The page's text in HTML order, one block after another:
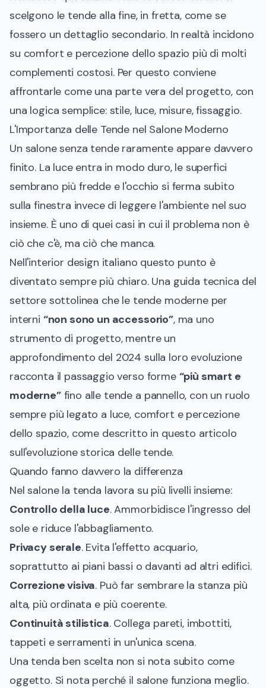
scelgono le tende alla fine, in fretta, come se
fossero un dettaglio secondario. In realtà incidono
su comfort e percezione dello spazio più di molti
complementi costosi. Per questo conviene
affrontarle come una parte vera del progetto, con
una logica semplice: stile, luce, misure, fissaggio.
L'Importanza delle Tende nel Salone Moderno
Un salone senza tende raramente appare davvero
finito. La luce entra in modo duro, le superfici
sembrano più fredde e l'occhio si ferma subito
sulla finestra invece di leggere l'ambiente nel suo
insieme. È uno di quei casi in cui il problema non è
ciò che c'è, ma ciò che manca.
Nell'interior design italiano questo punto è
diventato sempre più chiaro. Una guida tecnica del
settore sottolinea che le tende moderne per
interni “non sono un accessorio”, ma uno
strumento di progetto, mentre un
approfondimento del 2024 sulla loro evoluzione
racconta il passaggio verso forme “più smart e
moderne”fino alle tende a pannello, con un ruolo
sempre più legato a luce, comfort e percezione
dello spazio, come descritto in questo articolo
sull'evoluzione storica delle tende.
Quando fanno davvero la differenza
Nel salone la tenda lavora su più livelli insieme:
Controllo della luce. Ammorbidisce l'ingresso del
sole e riduce l'abbagliamento.
Privacy serale. Evita l'effetto acquario,
soprattutto ai piani bassi o davanti ad altri edifici.
Correzione visiva. Può far sembrare la stanza più
alta, più ordinata e più coerente.
Continuità stilistica. Collega pareti, imbottiti,
tappeti e serramenti in un'unica scena.
Una tenda ben scelta non si nota subito come
oggetto. Si nota perché il salone funziona meglio.